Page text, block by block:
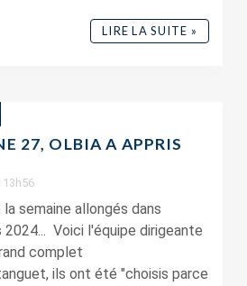
LIRE LA SUITE »
27, OLBIA A APPRIS
13h56
semaine allongés dans
2024... Voici l'équipe dirigeante
complet
ils ont été "choisis parce